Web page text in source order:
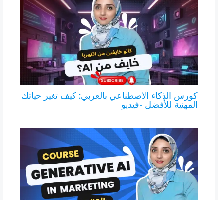
كورس الذكاء الاصطناعي بالعربي: كيف تغير حياتك
المهنية للأفضل -فيديو